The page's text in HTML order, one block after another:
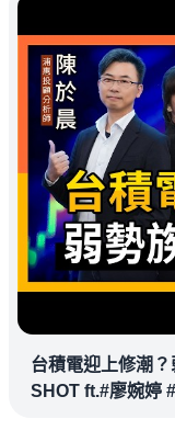
台積電迎上修潮
SHOT ft.#廖婉婷